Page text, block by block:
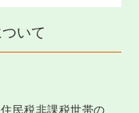
いて
民税非課税世帯の